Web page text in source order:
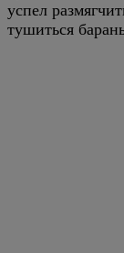
успел
тушиться